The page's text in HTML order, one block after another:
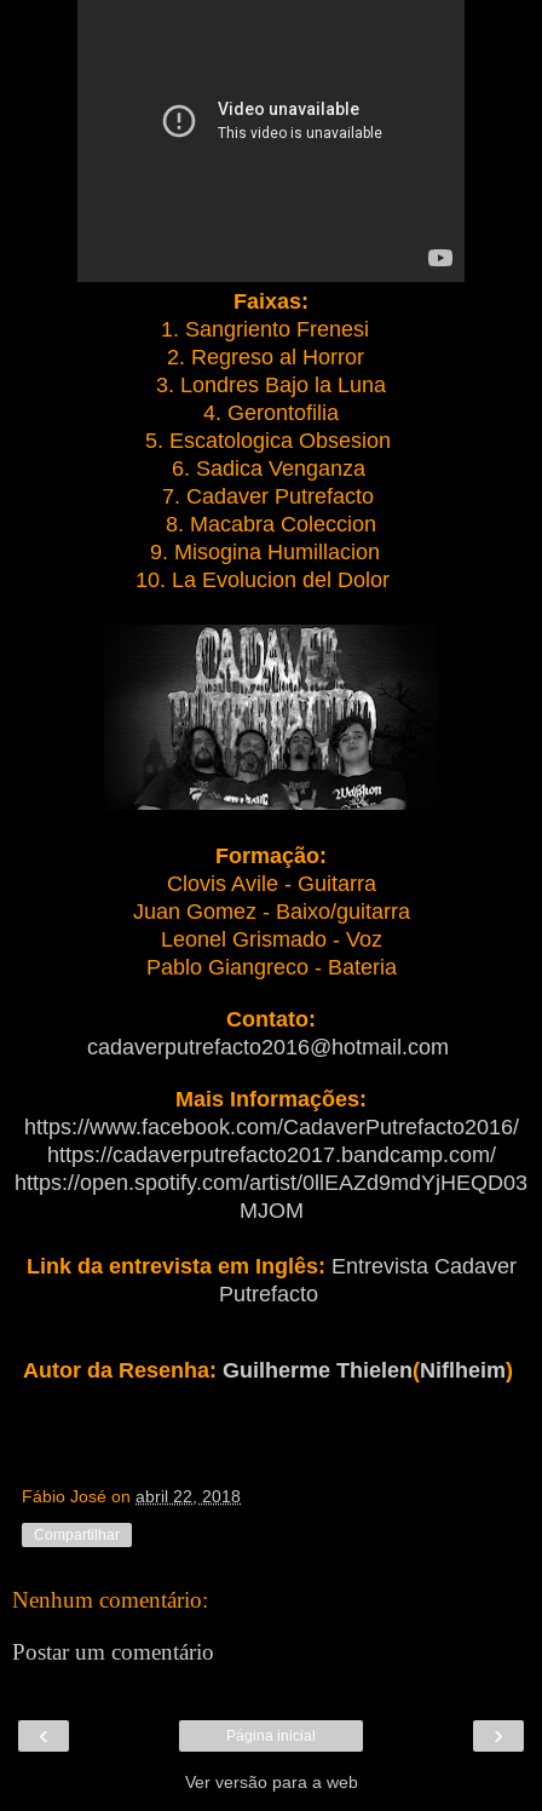
Faixas:
1. Sangriento Frenesi
2. Regreso al Horror
3. Londres Bajo la Luna
4. Gerontofilia
5. Escatologica Obsesion
6. Sadica Venganza
7. Cadaver Putrefacto
8. Macabra Coleccion
9. Misogina Humillacion
10. La Evolucion del Dolor
Formação:
Clovis Avile - Guitarra
Juan Gomez - Baixo/guitarra
Leonel Grismado - Voz
Pablo Giangreco - Bateria
Contato:
cadaverputrefacto2016@hotmail.com
Mais Informações:
https://www.facebook.com/CadaverPutrefacto2016/
https://cadaverputrefacto2017.bandcamp.com/
https://open.spotify.com/artist/0llEAZd9mdYjHEQD03
MJOM
Link da entrevista em Inglês: Entrevista Cadaver
Putrefacto
Autor da Resenha: Guilherme Thielen(Niflheim)
Fábio José on abril 22, 2018
Compartilhar
Nenhum comentário:
Postar um comentário
‹ ›
Página inicial
Ver versão para a web